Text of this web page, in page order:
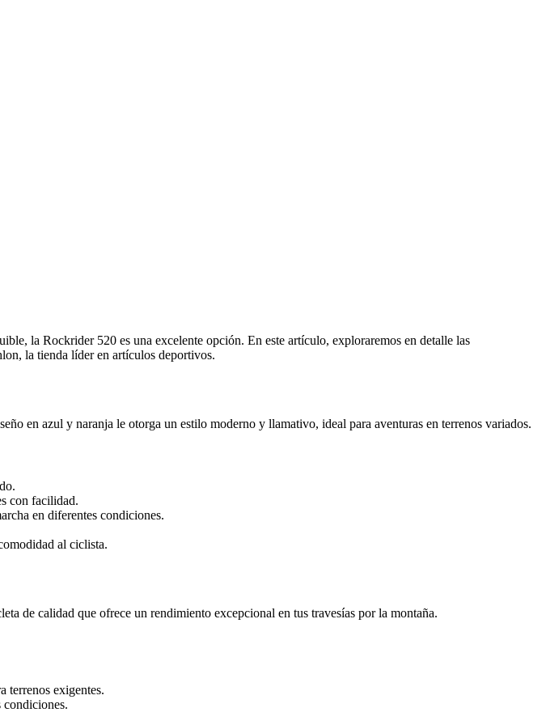
la Rockrider 520 es una excelente opción. En este artículo, exploraremos en detalle las
la tienda líder en artículos deportivos.
en azul y naranja le otorga un estilo moderno y llamativo, ideal para aventuras en terrenos variados.
con facilidad.
en diferentes condiciones.
al ciclista.
de calidad que ofrece un rendimiento excepcional en tus travesías por la montaña.
terrenos exigentes.
condiciones.